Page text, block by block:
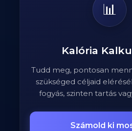
📊
Kalória
Tudd meg, pontosan
szükséged céljaid
fogyás, szinten tartás
Számold ki